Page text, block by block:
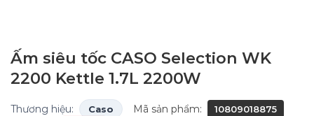
Ấm siêu tốc CASO Selection WK
2200 Kettle 1.7L 2200W
Thương hiệu: Caso Mã sản phẩm: 10809018875